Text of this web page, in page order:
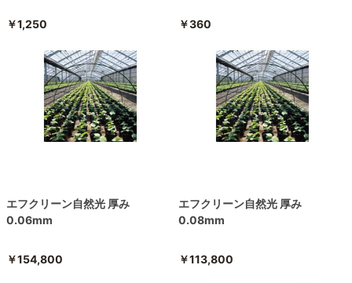
￥1,250 ￥360
エフクリーン自然光 厚み
0.06mm
￥154,800
エフクリーン自然光 厚み
0.08mm
￥113,800